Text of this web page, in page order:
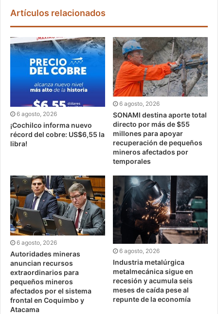
Artículos relacionados
6 agosto, 2026
¡Cochilco informa nuevo
récord del cobre: US$6,55 la
libra!
6 agosto, 2026
SONAMI destina aporte total
directo por más de $55
millones para apoyar
recuperación de pequeños
mineros afectados por
temporales
6 agosto, 2026
Autoridades mineras
anuncian recursos
extraordinarios para
pequeños mineros
afectados por el sistema
frontal en Coquimbo y
Atacama
6 agosto, 2026
Industria metalúrgica
metalmecánica sigue en
recesión y acumula seis
meses de caída pese al
repunte de la economía